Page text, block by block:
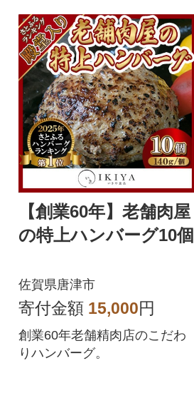
【創業60年】老舗肉屋
の特上ハンバーグ10個
佐賀県唐津市
寄付金額 15,000円
創業60年老舗精肉店のこだわ
りハンバーグ。